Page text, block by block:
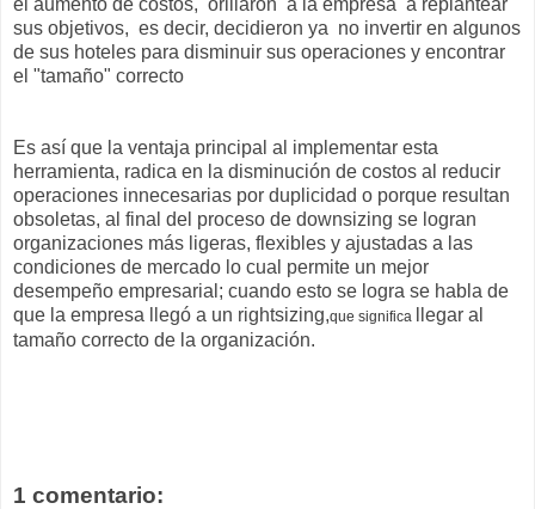
sus objetivos, es decir, decidieron ya no invertir en algunos
de sus hoteles para disminuir sus operaciones y encontrar
el "tamaño" correcto
Es así que la ventaja principal al implementar esta
herramienta, radica en la disminución de costos al reducir
operaciones innecesarias por duplicidad o porque resultan
obsoletas, al final del proceso de downsizing se logran
organizaciones más ligeras, flexibles y ajustadas a las
condiciones de mercado lo cual permite un mejor
desempeño empresarial; cuando esto se logra se habla de
que la empresa llegó a un rightsizing,que significa
llegar al
tamaño correcto de la organización.
1 comentario: